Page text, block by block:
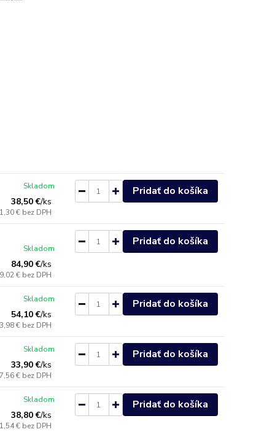
38,50 €/ks
€ bez DPH
Skladom Pridať do košíka
84,90 €/ks
€ bez DPH
Skladom
Pridať do košíka
54,10 €/ks
€ bez DPH
Skladom Pridať do košíka
33,90 €/ks
€ bez DPH
Skladom Pridať do košíka
38,80 €/ks
€ bez DPH
Skladom Pridať do košíka